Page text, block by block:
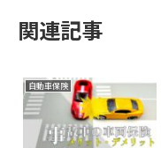
関連記事
自動車保険